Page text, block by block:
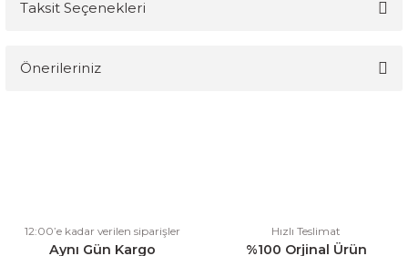
Taksit Seçenekleri
Önerileriniz
Ürün açıklamasında eksik bilgiler bulunuyor.
12:00’e kadar verilen siparişler
Aynı Gün Kargo
Hızlı Teslimat
%100 Orjinal Ürün